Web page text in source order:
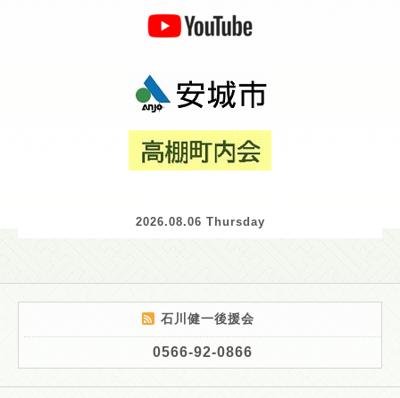
2026.08.06 Thursday
石川健一後援会
0566-92-0866